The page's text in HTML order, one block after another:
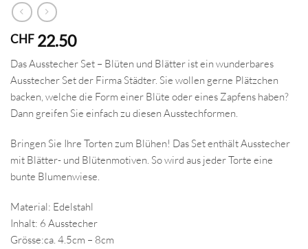
CHF 22.50
Das Ausstecher Set – Blüten und Blätter ist ein wunderbares
Ausstecher Set der Firma Städter. Sie wollen gerne Plätzchen
backen, welche die Form einer Blüte oder eines Zapfens haben?
Dann greifen Sie einfach zu diesen Ausstechformen.
Bringen Sie Ihre Torten zum Blühen! Das Set enthält Ausstecher
mit Blätter- und Blütenmotiven. So wird aus jeder Torte eine
bunte Blumenwiese.
Material: Edelstahl
Inhalt: 6 Ausstecher
Grösse:ca. 4.5cm – 8cm